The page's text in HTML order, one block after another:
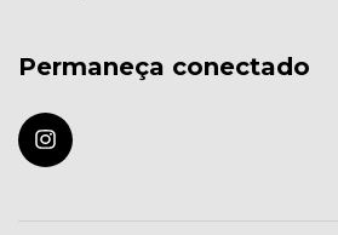
Permaneça conectado